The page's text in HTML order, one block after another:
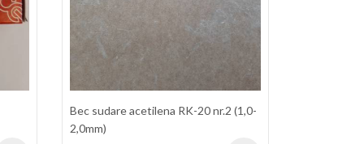
Bec sudare acetilena RK-20 nr.2 (1,0-
2,0mm)